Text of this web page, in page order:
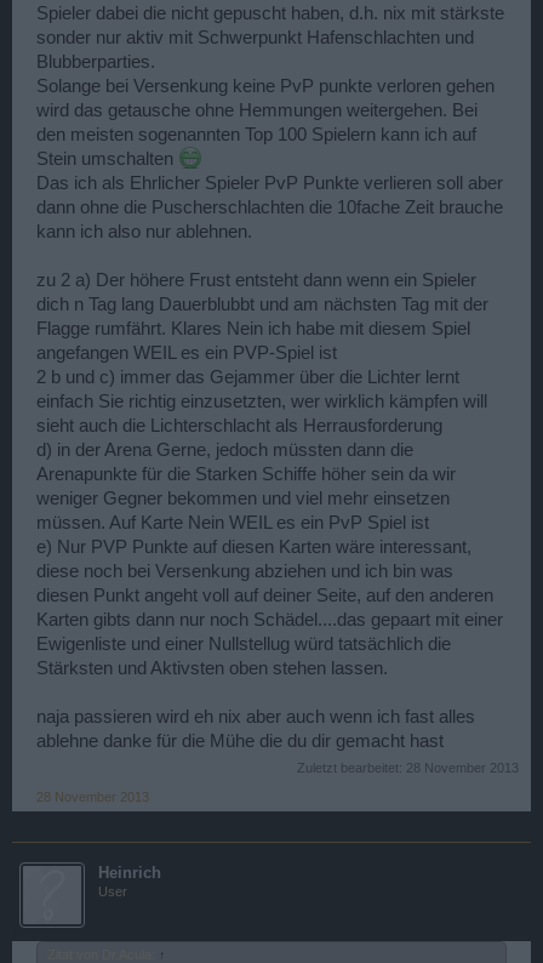
Spieler dabei die nicht gepuscht haben, d.h. nix mit stärkste
sonder nur aktiv mit Schwerpunkt Hafenschlachten und
Blubberparties.
Solange bei Versenkung keine PvP punkte verloren gehen
wird das getausche ohne Hemmungen weitergehen. Bei
den meisten sogenannten Top 100 Spielern kann ich auf
Stein umschalten
Das ich als Ehrlicher Spieler PvP Punkte verlieren soll aber
dann ohne die Puscherschlachten die 10fache Zeit brauche
kann ich also nur ablehnen.
zu 2 a) Der höhere Frust entsteht dann wenn ein Spieler
dich n Tag lang Dauerblubbt und am nächsten Tag mit der
Flagge rumfährt. Klares Nein ich habe mit diesem Spiel
angefangen WEIL es ein PVP-Spiel ist
2 b und c) immer das Gejammer über die Lichter lernt
einfach Sie richtig einzusetzten, wer wirklich kämpfen will
sieht auch die Lichterschlacht als Herrausforderung
d) in der Arena Gerne, jedoch müssten dann die
Arenapunkte für die Starken Schiffe höher sein da wir
weniger Gegner bekommen und viel mehr einsetzen
müssen. Auf Karte Nein WEIL es ein PvP Spiel ist
e) Nur PVP Punkte auf diesen Karten wäre interessant,
diese noch bei Versenkung abziehen und ich bin was
diesen Punkt angeht voll auf deiner Seite, auf den anderen
Karten gibts dann nur noch Schädel....das gepaart mit einer
Ewigenliste und einer Nullstellug würd tatsächlich die
Stärksten und Aktivsten oben stehen lassen.
naja passieren wird eh nix aber auch wenn ich fast alles
ablehne danke für die Mühe die du dir gemacht hast
Zuletzt bearbeitet: 28 November 2013
28 November 2013
Heinrich
User
↑